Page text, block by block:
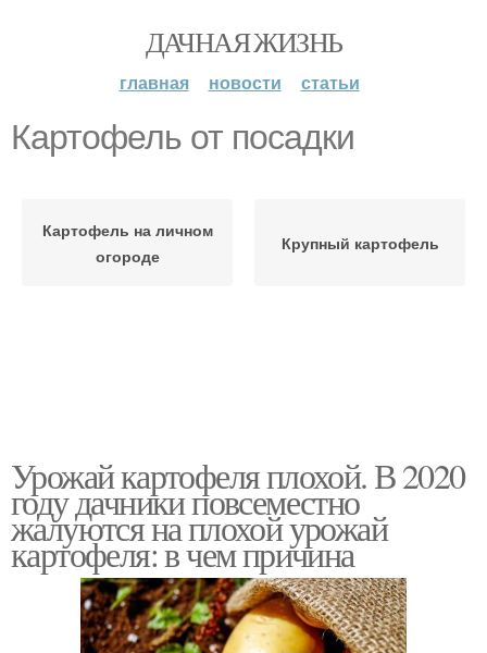
ДАЧНАЯ ЖИЗНЬ
главная новости статьи
Картофель от посадки
Картофель на личном
огороде
Крупный картофель
Урожай картофеля плохой. В 2020
году дачники повсеместно
жалуются на плохой урожай
картофеля: в чем причина